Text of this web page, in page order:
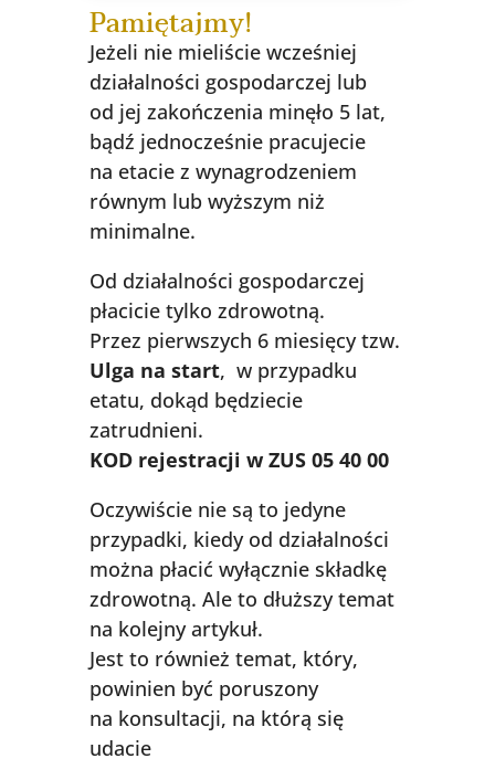
Pamiętajmy!
Jeżeli nie mieliście wcześniej
działalności gospodarczej lub
od jej zakończenia minęło 5 lat,
bądź jednocześnie pracujecie
na etacie z wynagrodzeniem
równym lub wyższym niż
minimalne.
Od działalności gospodarczej
płacicie tylko zdrowotną.
Przez pierwszych 6 miesięcy tzw.
Ulga na start, w przypadku
etatu, dokąd będziecie
zatrudnieni.
KOD rejestracji w ZUS 05 40 00
Oczywiście nie są to jedyne
przypadki, kiedy od działalności
można płacić wyłącznie składkę
zdrowotną. Ale to dłuższy temat
na kolejny artykuł.
Jest to również temat, który,
powinien być poruszony
na konsultacji, na którą się
udacie